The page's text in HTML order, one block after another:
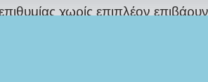
χωρίς επιπλέον
+8ευρώ